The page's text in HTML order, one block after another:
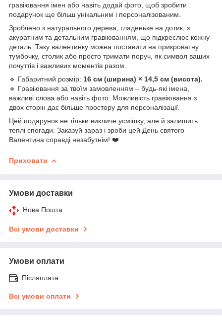
гравіювання імен або навіть додай фото, щоб зробити
подарунок ще більш унікальним і персоналізованим.
Зроблено з натурального дерева, гладеньке на дотик, з
акуратним та детальним гравіюванням, що підкреслює кожну
деталь. Таку валентинку можна поставити на прикроватну
тумбочку, столик або просто тримати поруч, як символ ваших
почуттів і важливих моментів разом.
🔹 Габаритний розмір: 16 см (ширина) × 14,5 см (висота).
🔹 Гравіювання за твоїм замовленням – будь-які імена,
важливі слова або навіть фото. Можливість гравіювання з
двох сторін дає більше простору для персоналізації.
Цей подарунок не тільки викличе усмішку, але й залишить
теплі спогади. Заказуй зараз і зроби цей День святого
Валентина справді незабутнім! ❤️
Приховати
Умови доставки
Нова Пошта
Всі умови доставки
Умови оплати
Післяплата
Всі умови оплати